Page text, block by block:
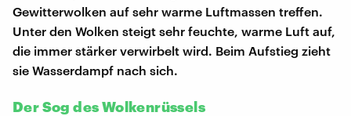
Gewitterwolken auf sehr warme Luftmassen treffen.
Unter den Wolken steigt sehr feuchte, warme Luft auf,
die immer stärker verwirbelt wird. Beim Aufstieg zieht
sie Wasserdampf nach sich.
Der Sog des Wolkenrüssels